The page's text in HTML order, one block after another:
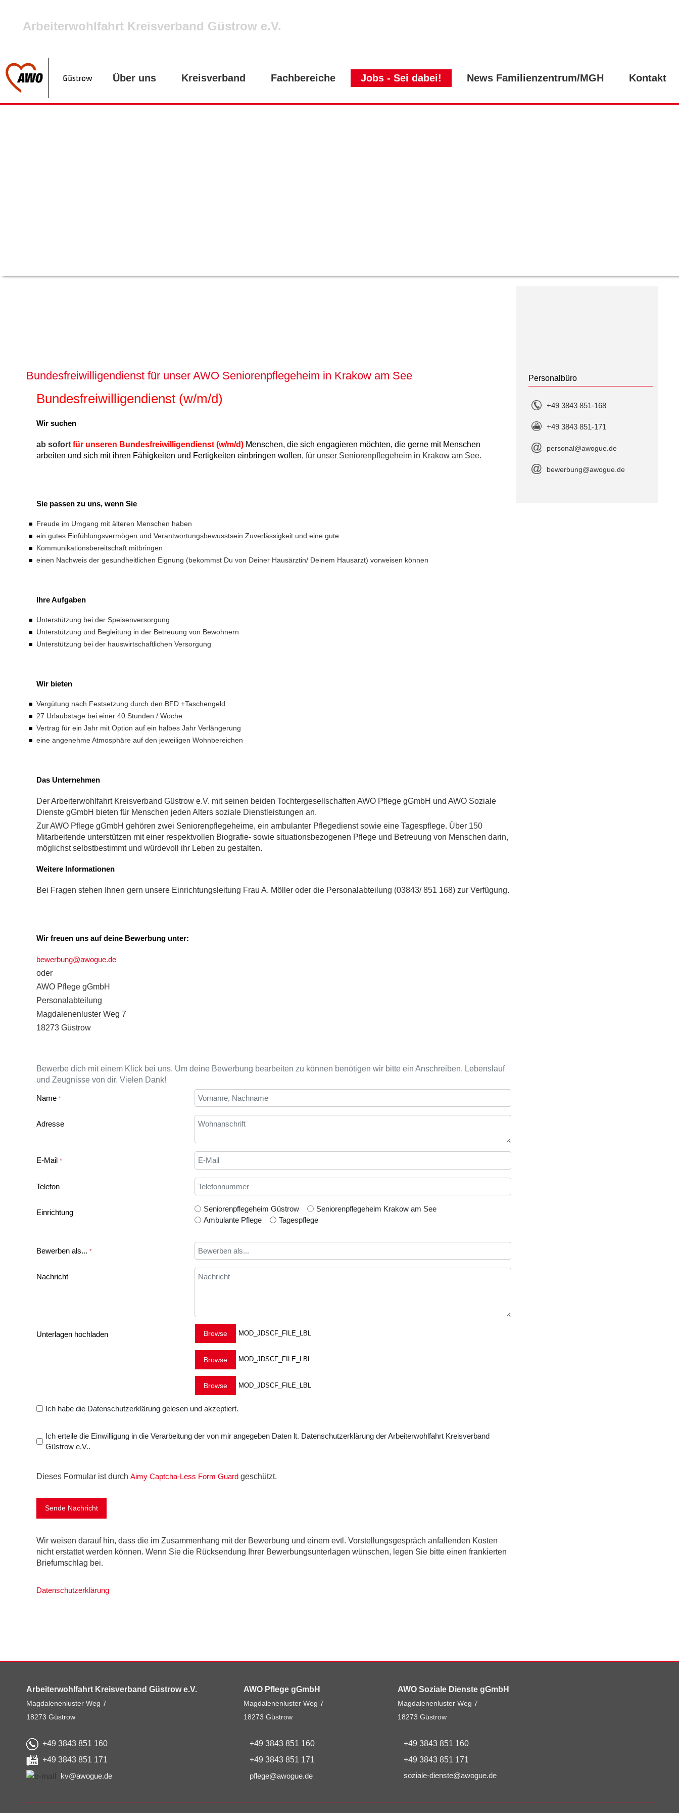
Arbeiterwohlfahrt Kreisverband Güstrow e.V.
Über uns Kreisverband Fachbereiche Jobs - Sei dabei! News Familienzentrum/MGH Kontakt
Bundesfreiwilligendienst für unser AWO Seniorenpflegeheim in Krakow am See
Bundesfreiwilligendienst (w/m/d)
Wir suchen
ab sofort für unseren Bundesfreiwilligendienst (w/m/d) Menschen, die sich engagieren möchten, die gerne mit Menschen
arbeiten und sich mit ihren Fähigkeiten und Fertigkeiten einbringen wollen, für unser Seniorenpflegeheim in Krakow am See.
Sie passen zu uns, wenn Sie
Freude im Umgang mit älteren Menschen haben
ein gutes Einfühlungsvermögen und Verantwortungsbewusstsein Zuverlässigkeit und eine gute
Kommunikationsbereitschaft mitbringen
einen Nachweis der gesundheitlichen Eignung (bekommst Du von Deiner Hausärztin/ Deinem Hausarzt) vorweisen können
Ihre Aufgaben
Unterstützung bei der Speisenversorgung
Unterstützung und Begleitung in der Betreuung von Bewohnern
Unterstützung bei der hauswirtschaftlichen Versorgung
Wir bieten
Vergütung nach Festsetzung durch den BFD +Taschengeld
27 Urlaubstage bei einer 40 Stunden / Woche
Vertrag für ein Jahr mit Option auf ein halbes Jahr Verlängerung
eine angenehme Atmosphäre auf den jeweiligen Wohnbereichen
Das Unternehmen
Der Arbeiterwohlfahrt Kreisverband Güstrow e.V. mit seinen beiden Tochtergesellschaften AWO Pflege gGmbH und AWO Soziale
Dienste gGmbH bieten für Menschen jeden Alters soziale Dienstleistungen an.
Zur AWO Pflege gGmbH gehören zwei Seniorenpflegeheime, ein ambulanter Pflegedienst sowie eine Tagespflege. Über 150
Mitarbeitende unterstützen mit einer respektvollen Biografie- sowie situationsbezogenen Pflege und Betreuung von Menschen darin,
möglichst selbstbestimmt und würdevoll ihr Leben zu gestalten.
Weitere Informationen
Bei Fragen stehen Ihnen gern unsere Einrichtungsleitung Frau A. Möller oder die Personalabteilung (03843/ 851 168) zur Verfügung.
Wir freuen uns auf deine Bewerbung unter:
bewerbung@awogue.de
oder
AWO Pflege gGmbH
Personalabteilung
Magdalenenluster Weg 7
18273 Güstrow
Bewerbe dich mit einem Klick bei uns. Um deine Bewerbung bearbeiten zu können benötigen wir bitte ein Anschreiben, Lebenslauf
und Zeugnisse von dir. Vielen Dank!
Name *
Adresse
E-Mail *
Telefon
Einrichtung Seniorenpflegeheim Güstrow
Seniorenpflegeheim Krakow am See
Ambulante Pflege
Tagespflege
Bewerben als... *
Nachricht
Unterlagen hochladen MOD_JDSCF_FILE_LBL
MOD_JDSCF_FILE_LBL
MOD_JDSCF_FILE_LBL
Ich habe die Datenschutzerklärung gelesen und akzeptiert.
Ich erteile die Einwilligung in die Verarbeitung der von mir angegeben Daten lt. Datenschutzerklärung der Arbeiterwohlfahrt Kreisverband
Güstrow e.V..
Dieses Formular ist durch Aimy Captcha-Less Form Guardgeschützt.
Sende Nachricht
Wir weisen darauf hin, dass die im Zusammenhang mit der Bewerbung und einem evtl. Vorstellungsgespräch anfallenden Kosten
nicht erstattet werden können. Wenn Sie die Rücksendung Ihrer Bewerbungsunterlagen wünschen, legen Sie bitte einen frankierten
Briefumschlag bei.
Datenschutzerklärung
Personalbüro
+49 3843 851-168
+49 3843 851-171
personal@awogue.de
bewerbung@awogue.de
Arbeiterwohlfahrt Kreisverband Güstrow e.V.
Magdalenenluster Weg 7
18273 Güstrow
+49 3843 851 160
+49 3843 851 171
kv@awogue.de
AWO Pflege gGmbH
Magdalenenluster Weg 7
18273 Güstrow
+49 3843 851 160
+49 3843 851 171
pflege@awogue.de
AWO Soziale Dienste gGmbH
Magdalenenluster Weg 7
18273 Güstrow
+49 3843 851 160
+49 3843 851 171
soziale-dienste@awogue.de